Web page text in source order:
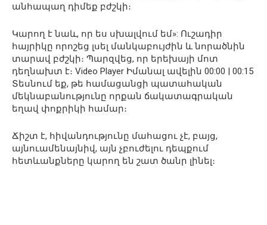
անհապաղ դիմեք բժշկի։
Կարող է նաև, որ ես սխալվում եմ»: Ուշադիր
հայրիկը որոշեց լսել մանկաբույժին և նորածնին
տարավ բժշկի։ Պարզվեց, որ երեխայի մոտ
դեղնախտ է։ Video Player Իմանալ ավելին 00:00 | 00:15
Տեսնում եք, թե համացանցի պատահական
մեկնաբանությունը որքան ճակատագրական
եղավ փոքրիկի համար։
Ճիշտ է, հիվանդությունը մահացու չէ, բայց,
այնուամենայնիվ, այն չբուժելու դեպքում
հետևանքները կարող են շատ ծանր լինել։